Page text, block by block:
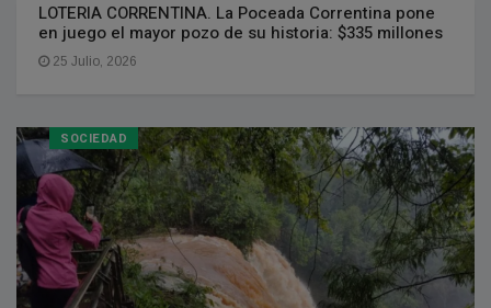
LOTERIA CORRENTINA. La Poceada Correntina pone
en juego el mayor pozo de su historia: $335 millones
25 Julio, 2026
SOCIEDAD